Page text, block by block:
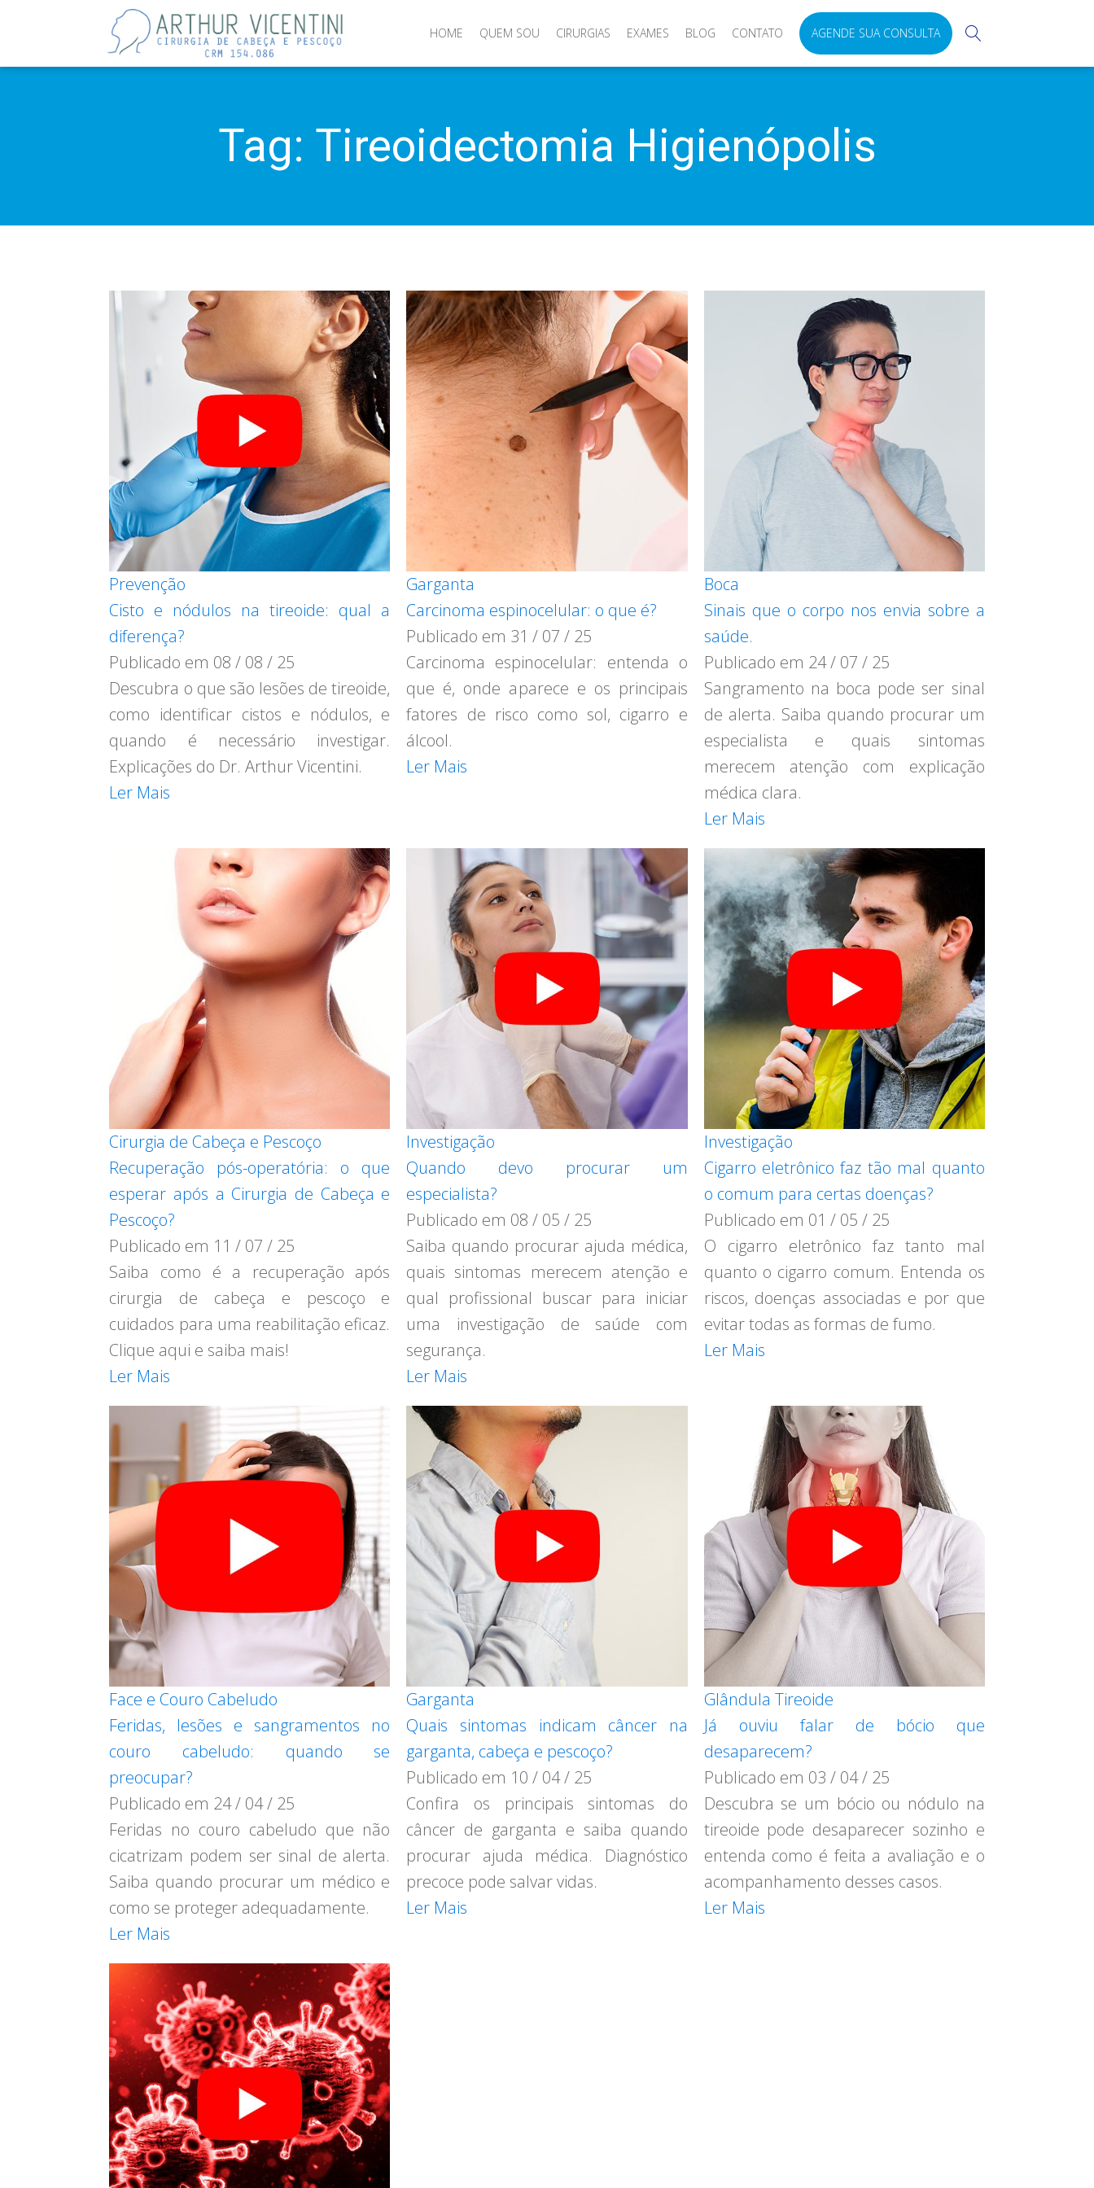
HOME QUEM SOU CIRURGIAS EXAMES BLOG CONTATO AGENDE SUA CONSULTA
Tag: Tireoidectomia Higienópolis
Prevenção
Cisto e nódulos na tireoide: qual a
diferença?
Publicado em 08 / 08 / 25
Descubra o que são lesões de tireoide,
como identificar cistos e nódulos, e
quando é necessário investigar.
Explicações do Dr. Arthur Vicentini.
Ler Mais
Garganta
Carcinoma espinocelular: o que é?
Publicado em 31 / 07 / 25
Carcinoma espinocelular: entenda o
que é, onde aparece e os principais
fatores de risco como sol, cigarro e
álcool.
Ler Mais
Boca
Sinais que o corpo nos envia sobre a
saúde.
Publicado em 24 / 07 / 25
Sangramento na boca pode ser sinal
de alerta. Saiba quando procurar um
especialista e quais sintomas
merecem atenção com explicação
médica clara.
Ler Mais
Cirurgia de Cabeça e Pescoço
Recuperação pós-operatória: o que
esperar após a Cirurgia de Cabeça e
Pescoço?
Publicado em 11 / 07 / 25
Saiba como é a recuperação após
cirurgia de cabeça e pescoço e
cuidados para uma reabilitação eficaz.
Clique aqui e saiba mais!
Ler Mais
Investigação
Quando devo procurar um
especialista?
Publicado em 08 / 05 / 25
Saiba quando procurar ajuda médica,
quais sintomas merecem atenção e
qual profissional buscar para iniciar
uma investigação de saúde com
segurança.
Ler Mais
Investigação
Cigarro eletrônico faz tão mal quanto
o comum para certas doenças?
Publicado em 01 / 05 / 25
O cigarro eletrônico faz tanto mal
quanto o cigarro comum. Entenda os
riscos, doenças associadas e por que
evitar todas as formas de fumo.
Ler Mais
Face e Couro Cabeludo
Feridas, lesões e sangramentos no
couro cabeludo: quando se
preocupar?
Publicado em 24 / 04 / 25
Feridas no couro cabeludo que não
cicatrizam podem ser sinal de alerta.
Saiba quando procurar um médico e
como se proteger adequadamente.
Ler Mais
Garganta
Quais sintomas indicam câncer na
garganta, cabeça e pescoço?
Publicado em 10 / 04 / 25
Confira os principais sintomas do
câncer de garganta e saiba quando
procurar ajuda médica. Diagnóstico
precoce pode salvar vidas.
Ler Mais
Glândula Tireoide
Já ouviu falar de bócio que
desaparecem?
Publicado em 03 / 04 / 25
Descubra se um bócio ou nódulo na
tireoide pode desaparecer sozinho e
entenda como é feita a avaliação e o
acompanhamento desses casos.
Ler Mais